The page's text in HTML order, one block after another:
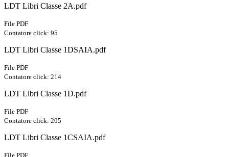
LDT Libri Classe 2A.pdf
File PDF
Contatore click: 95
LDT Libri Classe 1DSAIA.pdf
File PDF
Contatore click: 214
LDT Libri Classe 1D.pdf
File PDF
Contatore click: 205
LDT Libri Classe 1CSAIA.pdf
File PDF